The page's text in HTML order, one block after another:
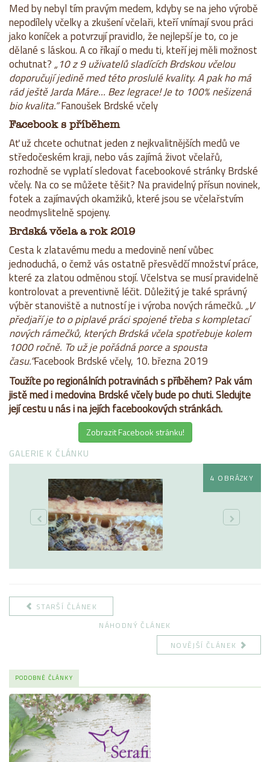
Med by nebyl tím pravým medem, kdyby se na jeho výrobě
nepodílely včelky a zkušení včelaři, kteří vnímají svou práci
jako koníček a potvrzují pravidlo, že nejlepší je to, co je
dělané s láskou. A co říkají o medu ti, kteří jej měli možnost
ochutnat?„10 z 9 uživatelů sladících Brdskou včelou
doporučují jedině med této proslulé kvality. A pak ho má
rád ještě Jarda Máre... Bez legrace! Je to 100% nešizená
bio kvalita.“Fanoušek Brdské včely
Facebook s příběhem
Ať už chcete ochutnat jeden z nejkvalitnějších medů ve
středočeském kraji, nebo vás zajímá život včelařů,
rozhodně se vyplatí sledovat facebookové stránky Brdské
včely. Na co se můžete těšit? Na pravidelný přísun novinek,
fotek a zajímavých okamžiků, které jsou se včelařstvím
neodmyslitelně spojeny.
Brdská včela a rok 2019
Cesta k zlatavému medu a medovině není vůbec
jednoduchá, o čemž vás ostatně přesvědčí množství práce,
které za zlatou odměnou stojí. Včelstva se musí pravidelně
kontrolovat a preventivně léčit. Důležitý je také správný
výběr stanoviště a nutností je i výroba nových rámečků.„V
předjaří je to o piplavé práci spojené třeba s kompletací
nových rámečků, kterých Brdská včela spotřebuje kolem
1000 ročně. To už je pořádná porce a spousta
času.“Facebook Brdské včely, 10. března 2019
Toužíte po regionálních potravinách s příběhem? Pak vám
jistě med i medovina Brdské včely bude po chuti. Sledujte
její cestu u nás i na jejích facebookových stránkách.
Zobrazit Facebook stránku!
GALERIE K ČLÁNKU
4 OBRÁZKY
STARŠÍ ČLÁNEK
NÁHODNÝ ČLÁNEK
NOVĚJŠÍ ČLÁNEK
PODOBNÉ ČLÁNKY